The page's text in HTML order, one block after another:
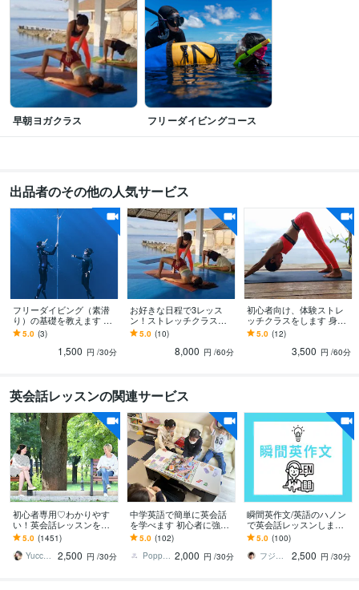
早朝ヨガクラス フリーダイビングコース
出品者のその他の人気サービス
フリーダイビング（素潜
り）の基礎を教えます フ
リーダイビングインスト
ラクターから、楽しく学
5.0 (3)
1,500 円 /30分
お好きな日程で3レッス
ン！ストレッチクラスを
します 〇45分〇呼吸重視
のストレッチ体験クラ
5.0 (10)
8,000 円 /60分
初心者向け、体験ストレ
ッチクラスをします 身体
ガチガチさん必見！呼吸
重視のストレッチクラ
5.0 (12)
3,500 円 /60分
英会話レッスンの関連サービス
初心者専用♡わかりやす
い！英会話レッスンをし
ます 英会話の約8割は中学
英語！ゲーム感覚のメソ
ッドで楽しく上達♪
5.0 (1451)
Yucca（ゆっか）
2,500 円 /30分
中学英語で簡単に英会話
を学べます 初心者に強い
英会話プロ講師の簡単英
会話
5.0 (102)
Poppy Ken 2,000 円 /30分
瞬間英作文/英語のハノン
で英会話レッスンします
「基礎を何度もコツコ
ツ」続けてしっかりした
土台作り
5.0 (100)
フジワラサチヨ
2,500 円 /30分